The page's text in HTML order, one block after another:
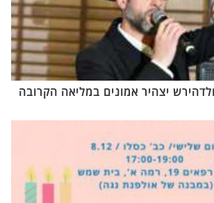
יצהיר אמונים במליאה הקרובה